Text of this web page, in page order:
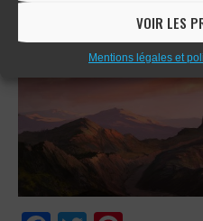
VOIR LES
Mentions légales et